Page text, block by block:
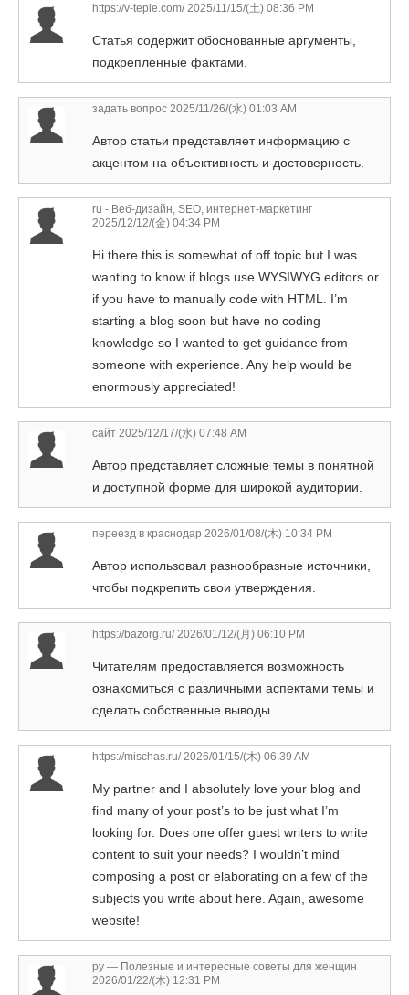
https://v-teple.com/2025/11/15/(土) 08:36 PM
Статья содержит обоснованные аргументы,
подкрепленные фактами.
задать вопрос 2025/11/26/(水) 01:03 AM
Автор статьи представляет информацию с
акцентом на объективность и достоверность.
ru - Веб-дизайн, SEO, интернет-маркетинг
2025/12/12/(金) 04:34 PM
Hi there this is somewhat of off topic but I was
wanting to know if blogs use WYSIWYG editors or
if you have to manually code with HTML. I’m
starting a blog soon but have no coding
knowledge so I wanted to get guidance from
someone with experience. Any help would be
enormously appreciated!
сайт 2025/12/17/(水) 07:48 AM
Автор представляет сложные темы в понятной
и доступной форме для широкой аудитории.
переезд в краснодар 2026/01/08/(木) 10:34 PM
Автор использовал разнообразные источники,
чтобы подкрепить свои утверждения.
https://bazorg.ru/2026/01/12/(月) 06:10 PM
Читателям предоставляется возможность
ознакомиться с различными аспектами темы и
сделать собственные выводы.
https://mischas.ru/2026/01/15/(木) 06:39 AM
My partner and I absolutely love your blog and
find many of your post’s to be just what I’m
looking for. Does one offer guest writers to write
content to suit your needs? I wouldn’t mind
composing a post or elaborating on a few of the
subjects you write about here. Again, awesome
website!
ру — Полезные и интересные советы для женщин
2026/01/22/(木) 12:31 PM